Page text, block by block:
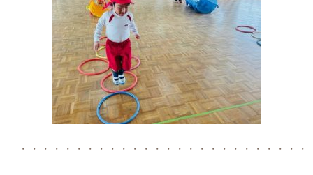
・・・・・・・・・・・・・・・・・・・・・・・・・